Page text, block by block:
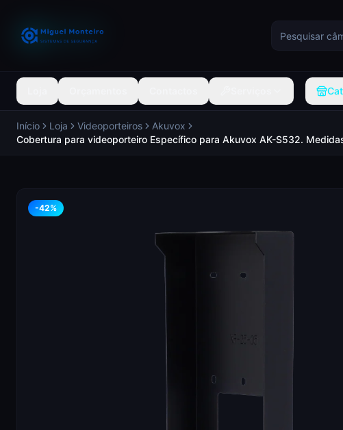
Início Loja Videoporteiros
Akuvox
Cobertura para videoporteiro Específico para Akuvox AK-S532.
-42%